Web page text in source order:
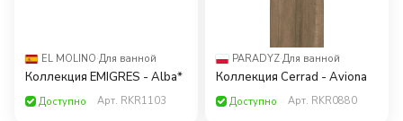
EL MOLINO·Для ванной
Коллекция EMIGRES - Alba*
Доступно Арт. RKR1103
PARADYZ·Для ванной
Коллекция Cerrad - Aviona
Доступно Арт. RKR0880